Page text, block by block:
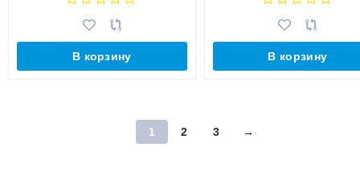
В корзину В корзину
1 2 3 →